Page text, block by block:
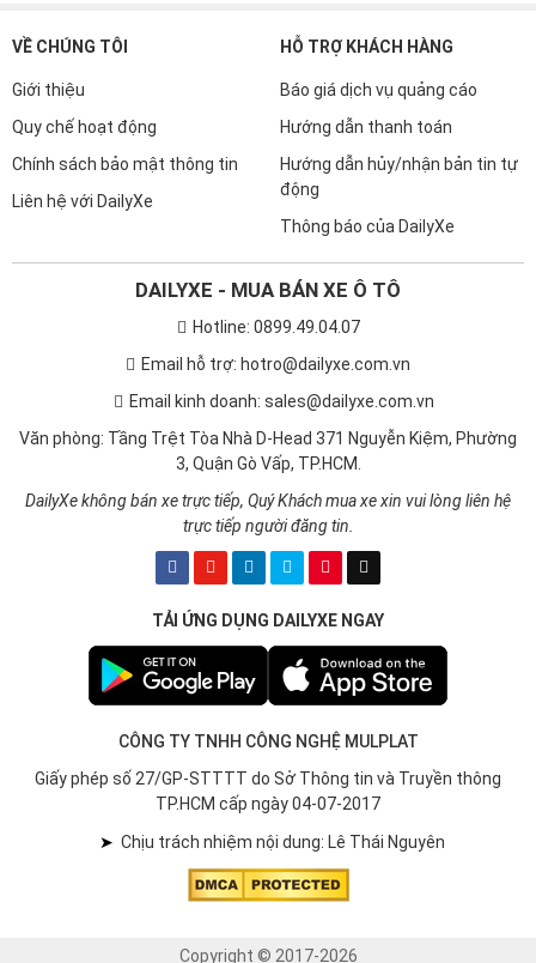
VỀ CHÚNG TÔI
Giới thiệu
Quy chế hoạt động
Chính sách bảo mật thông tin
Liên hệ với DailyXe
HỖ TRỢ KHÁCH HÀNG
Báo giá dịch vụ quảng cáo
Hướng dẫn thanh toán
Hướng dẫn hủy/nhận bản tin tự
động
Thông báo của DailyXe
DAILYXE - MUA BÁN XE Ô TÔ
Hotline: 0899.49.04.07
Email hỗ trợ: hotro@dailyxe.com.vn
Email kinh doanh: sales@dailyxe.com.vn
Văn phòng: Tầng Trệt Tòa Nhà D-Head 371 Nguyễn Kiệm, Phường
3, Quận Gò Vấp, TP.HCM.
DailyXe không bán xe trực tiếp, Quý Khách mua xe xin vui lòng liên hệ
trực tiếp người đăng tin.
TẢI ỨNG DỤNG DAILYXE NGAY
CÔNG TY TNHH CÔNG NGHỆ MULPLAT
Giấy phép số 27/GP-STTTT do Sở Thông tin và Truyền thông
TP.HCM cấp ngày 04-07-2017
➤ Chịu trách nhiệm nội dung: Lê Thái Nguyên
Copyright © 2017-2026